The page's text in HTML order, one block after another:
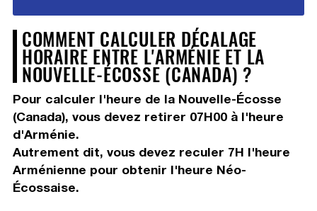
COMMENT CALCULER DÉCALAGE
HORAIRE ENTRE L'ARMÉNIE ET LA
NOUVELLE-ÉCOSSE (CANADA) ?
Pour calculer l'heure de la Nouvelle-Écosse
(Canada), vous devez retirer 07H00à l'heure
d'Arménie.
Autrement dit, vous devez reculer 7H l'heure
Arménienne pour obtenir l'heure Néo-
Écossaise.